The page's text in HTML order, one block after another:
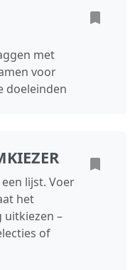
met
voor
doeleinden
lijst. Voer
het
uitkiezen –
of